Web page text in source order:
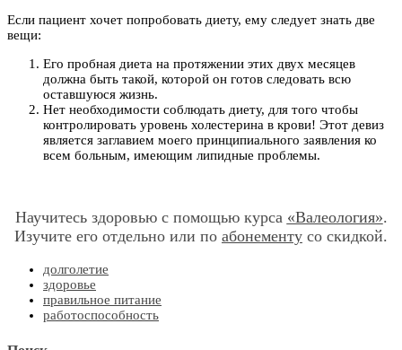
Если пациент хочет попробовать диету, ему следует знать две
вещи:
Его пробная диета на протяжении этих двух месяцев
должна быть такой, которой он готов следовать всю
оставшуюся жизнь.
Нет необходимости соблюдать диету, для того чтобы
контролировать уровень холестерина в крови! Этот девиз
является заглавием моего принципиального заявления ко
всем больным, имеющим липидные проблемы.
Научитесь здоровью с помощью курса «Валеология».
Изучите его отдельно или по абонементу со скидкой.
долголетие
здоровье
правильное питание
работоспособность